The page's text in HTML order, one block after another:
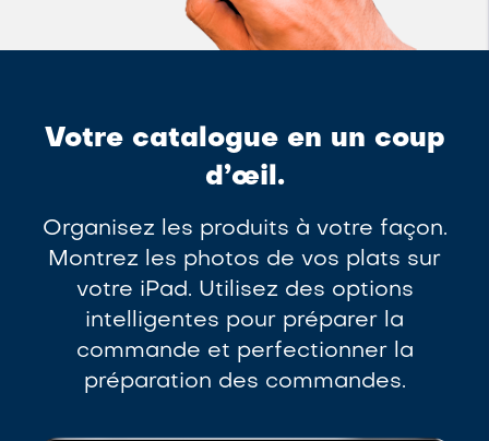
Votre catalogue en un coup
d’œil.
Organisez les produits à votre façon.
Montrez les photos de vos plats sur
votre iPad. Utilisez des options
intelligentes pour préparer la
commande et perfectionner la
préparation des commandes.